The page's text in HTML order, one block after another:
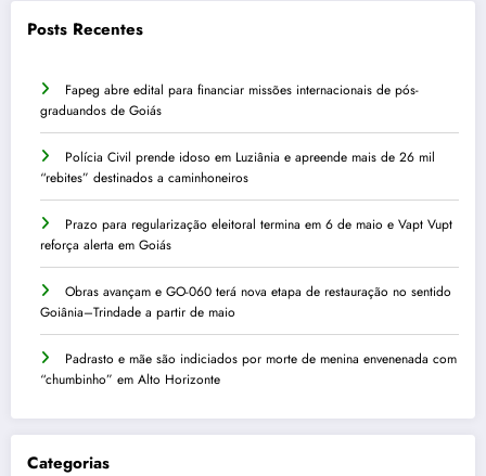
Posts Recentes
Fapeg abre edital para financiar missões internacionais de pós-
graduandos de Goiás
Polícia Civil prende idoso em Luziânia e apreende mais de 26 mil
“rebites” destinados a caminhoneiros
Prazo para regularização eleitoral termina em 6 de maio e Vapt Vupt
reforça alerta em Goiás
Obras avançam e GO-060 terá nova etapa de restauração no sentido
Goiânia–Trindade a partir de maio
Padrasto e mãe são indiciados por morte de menina envenenada com
“chumbinho” em Alto Horizonte
Categorias